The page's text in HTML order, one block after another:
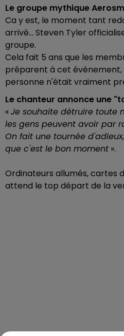
Le groupe mythique
Ca y est, le moment tant
arrivé... Steven Tyler
groupe.
Cela fait 5 ans que les
préparent à cet évènement,
personne n'était vraiment
Le chanteur annonce une
«Je souhaite détruire toute
les gens peuvent avoir par
On fait une tournée
que c'est le bon moment ».
Ordinateurs allumés, cartes
attend le top départ de la